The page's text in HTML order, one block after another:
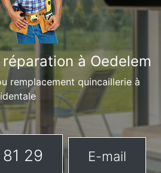
à Oedelem
remplacement quincaillerie à
29 E-mail